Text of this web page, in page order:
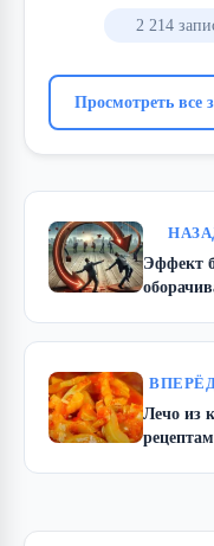
2 214
Просмотреть все
Эффект
Лечо из